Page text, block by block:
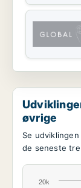
øvrige
Se
de seneste tre
20k